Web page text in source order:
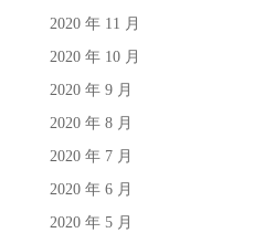
2020 年 11 月
2020 年 10 月
2020 年 9 月
2020 年 8 月
2020 年 7 月
2020 年 6 月
2020 年 5 月